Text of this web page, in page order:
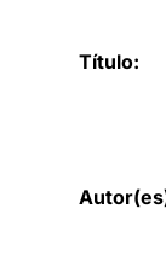
Título: